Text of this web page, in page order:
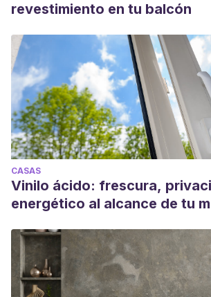
revestimiento en tu balcón
CASAS
Vinilo ácido: frescura,
energético al alcance de tu